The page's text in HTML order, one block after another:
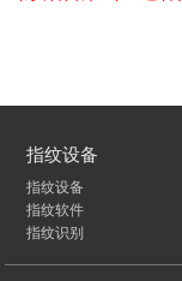
指纹设备
指纹设备
指纹软件
指纹识别